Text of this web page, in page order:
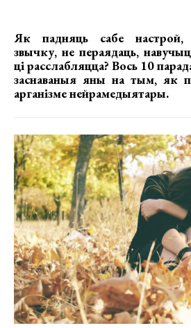
Як падняць сабе
звычку, не пераядаць,
ці расслабляцца? Вось 10
заснаваныя яны на тым, як
арганізме нейрамедыятары.